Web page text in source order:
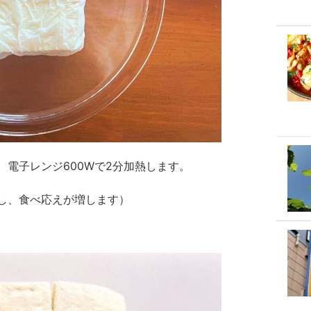
子レンジ600Wで2分加熱します。
食べ応えが増します）